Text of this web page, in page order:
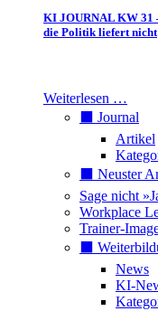
KI JOURNAL KW 31
die Politik liefert nicht
Weiterlesen …
⬛️ Journal
Artikel
⬛️ Neuster
Sage nicht
Workplace
Trainer-
⬛️
News
KI-